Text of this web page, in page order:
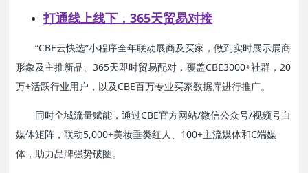
打通线上线下，365天贸易对接
“CBE云快选”小程序全年联动展商及买家，做到实时展示展商
形象及主推新品、365天即时贸易配对，覆盖CBE3000+社群，20
万+活跃行业用户，以及CBE百万专业买家数据库进行推广。
同时全域流量赋能，通过CBE官方网站/微信公众号/视频号自
媒体矩阵，联动5,000+美妆垂类红人、100+主流媒体和C端媒
体，助力品牌强势破圈。